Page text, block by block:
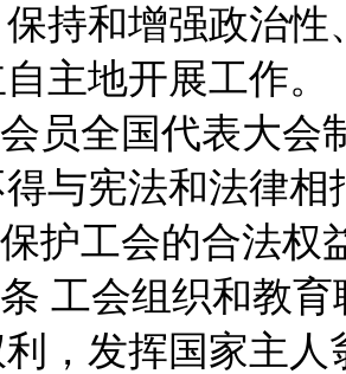
持和增强政治
主地开展工作。
员全国代表大会
与宪法和法律相
护工会的合法权
工会组织和教
利，发挥国家主